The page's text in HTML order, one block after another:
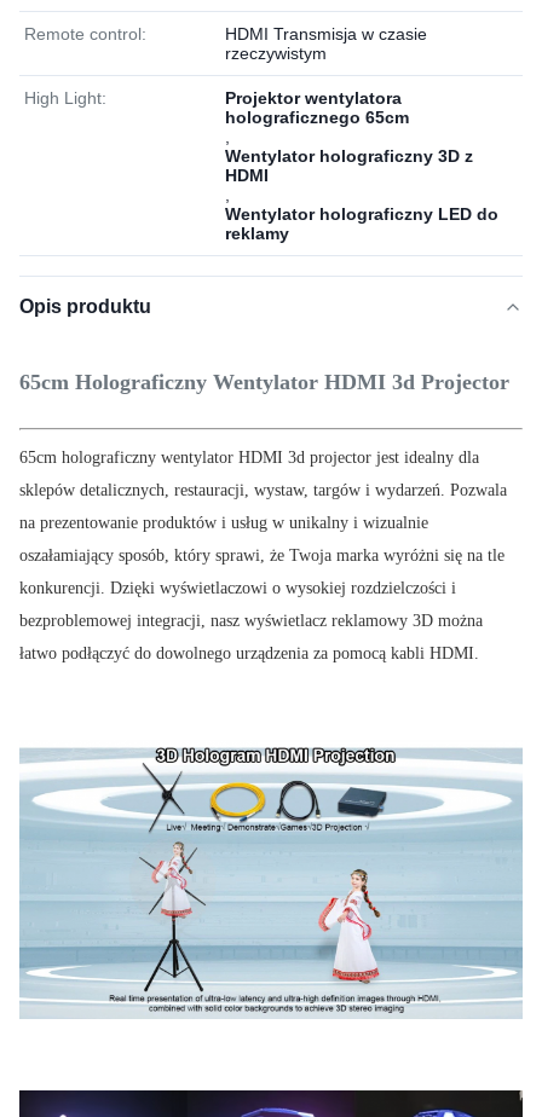
Remote control:
HDMI Transmisja w czasie
rzeczywistym
High Light:
Projektor wentylatora
holograficznego 65cm
Wentylator holograficzny 3D z
HDMI
Wentylator holograficzny LED do
reklamy
Opis produktu
65cm Holograficzny Wentylator HDMI 3d Projector
65cm holograficzny wentylator HDMI 3d projector jest idealny dla
sklepów detalicznych, restauracji, wystaw, targów i wydarzeń. Pozwala
na prezentowanie produktów i usług w unikalny i wizualnie
oszałamiający sposób, który sprawi, że Twoja marka wyróżni się na tle
konkurencji. Dzięki wyświetlaczowi o wysokiej rozdzielczości i
bezproblemowej integracji, nasz wyświetlacz reklamowy 3D można
łatwo podłączyć do dowolnego urządzenia za pomocą kabli HDMI.